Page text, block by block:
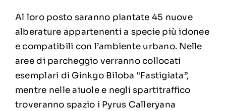
Al loro posto saranno piantate 45 nuove
alberature appartenenti a specie più idonee
e compatibili con l’ambiente urbano. Nelle
aree di parcheggio verranno collocati
esemplari di Ginkgo Biloba “Fastigiata”,
mentre nelle aiuole e negli spartitraffico
troveranno spazio i Pyrus Calleryana